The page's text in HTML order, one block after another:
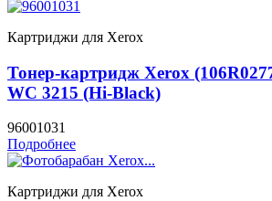
Картриджи для Xerox
Тонер-картридж Xerox
WC 3215 (Hi-Black)
96001031
Подробнее
Картриджи для Xerox